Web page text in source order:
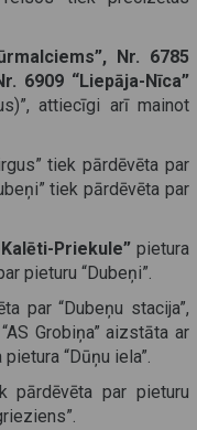
Nr. 6785
6909 “Liepāja-Nīca”
attiecīgi arī mainot
tiek pārdēvēta par
tiek pārdēvēta par
Kalēti-Priekule”pietura
pieturu “Dubeņi”.
par “Dubeņu stacija”,
Grobiņa” aizstāta ar
“Dūņu iela”.
pārdēvēta par pieturu